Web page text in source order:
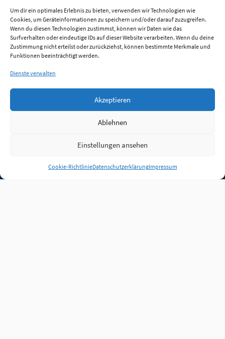
Um dir ein optimales Erlebnis zu bieten, verwenden wir Technologien wie
Cookies, um Geräteinformationen zu speichern und/oder darauf zuzugreifen.
Wenn du diesen Technologien zustimmst, können wir Daten wie das
Surfverhalten oder eindeutige IDs auf dieser Website verarbeiten. Wenn du deine
Zustimmung nicht erteilst oder zurückziehst, können bestimmte Merkmale und
Funktionen beeinträchtigt werden.
Dienste verwalten
Akzeptieren
Ablehnen
Einstellungen ansehen
Cookie-RichtlinieDatenschutzerklärungImpressum
Anmelden
Jobs Partner FAQ Quellen